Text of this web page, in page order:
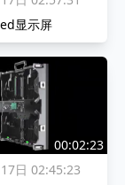
显示屏
00:02:23
日 02:45:23